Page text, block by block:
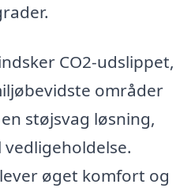
CO2-udslippet,
områder
støjsvag løsning,
øget komfort og